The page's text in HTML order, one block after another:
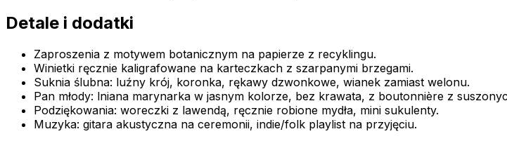
Detale i dodatki
Zaproszenia z motywem botanicznym na papierze z recyklingu.
Winietki ręcznie kaligrafowane na karteczkach z szarpanymi brzegami.
Suknia ślubna: luźny krój, koronka, rękawy dzwonkowe, wianek zamiast welonu.
Pan młody: lniana marynarka w jasnym kolorze, bez krawata, z boutonnière z
Podziękowania: woreczki z lawendą, ręcznie robione mydła, mini sukulenty.
Muzyka: gitara akustyczna na ceremonii, indie/folk playlist na przyjęciu.